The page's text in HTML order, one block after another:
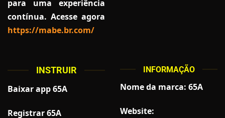
para uma experiência
contínua. Acesse agora
https://mabe.br.com/
INSTRUIR
Baixar app 65A
Registrar 65A
INFORMAÇÃO
Nome da marca: 65A
Website: